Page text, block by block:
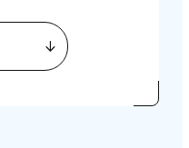
色を眺める
「ニンテンドーミュ
）」
ミヤコパンダ」で早